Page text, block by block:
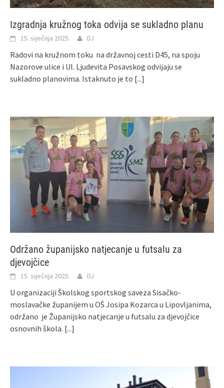
Izgradnja kružnog toka odvija se sukladno planu
15. siječnja 2025. DJ
Radovi na kružnom toku na državnoj cesti D45, na spoju
Nazorove ulice i Ul. Ljudevita Posavskog odvijaju se
sukladno planovima. Istaknuto je to [...]
Održano županijsko natjecanje u futsalu za
djevojčice
15. siječnja 2025. DJ
U organizaciji Školskog sportskog saveza Sisačko-
moslavačke županijem u OŠ Josipa Kozarca u Lipovljanima,
održano je Županijsko natjecanje u futsalu za djevojčice
osnovnih škola. [...]